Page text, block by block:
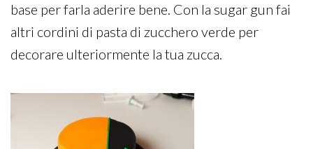
base per farla aderire bene. Con la sugar gun fai
altri cordini di pasta di zucchero verde per
decorare ulteriormente la tua zucca.